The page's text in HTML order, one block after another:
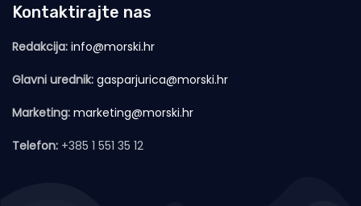
Kontaktirajte nas
Redakcija: info@morski.hr
Glavni urednik: gasparjurica@morski.hr
Marketing: marketing@morski.hr
Telefon: +385 1 551 35 12